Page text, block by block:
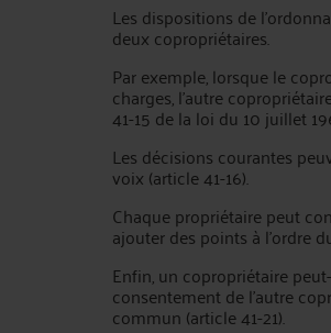
Les dispositions de
deux copropriétaires.
Par exemple, lorsque le
charges, l’autre
41-15 de la loi du 10 juillet
Les décisions courantes
voix (article 41-16).
Chaque propriétaire peut
ajouter des points à l’ordre
Enfin, un copropriétaire
consentement de l’autre
commun (article 41-21).